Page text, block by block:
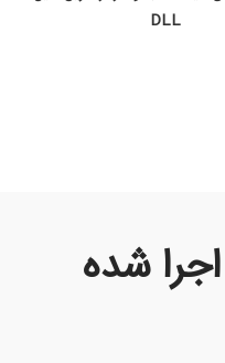
DLL
اجرا شده